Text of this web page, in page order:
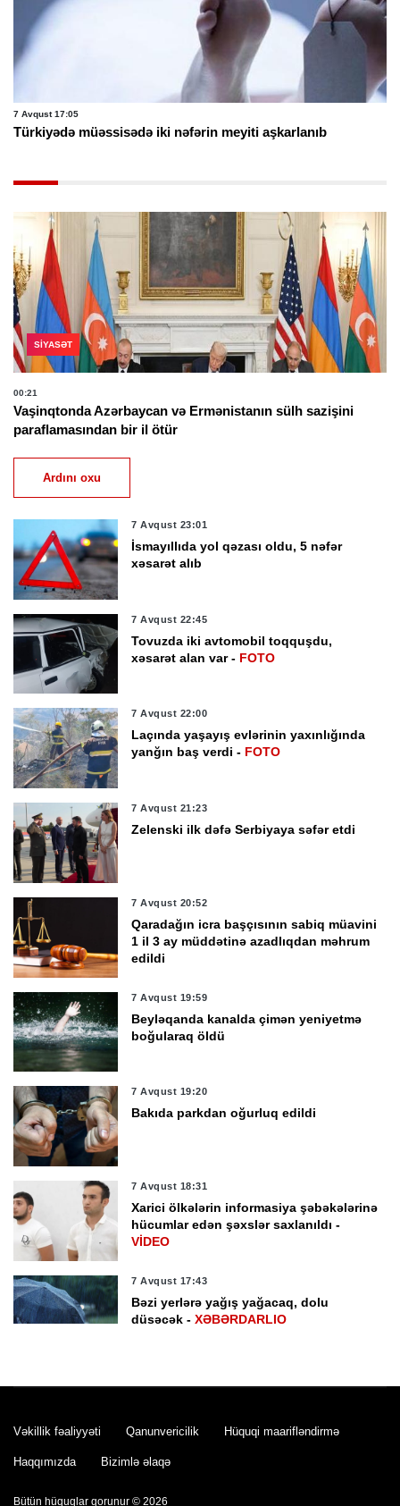
7 Avqust 17:05
Türkiyədə müəssisədə iki nəfərin meyiti aşkarlanıb
SIYASƏT
00:21
Vaşinqtonda Azərbaycan və Ermənistanın sülh sazişini
paraflamasından bir il ötür
Ardını oxu
7 Avqust 23:01
İsmayıllıda yol qəzası oldu, 5 nəfər
xəsarət alıb
7 Avqust 22:45
Tovuzda iki avtomobil toqquşdu,
xəsarət alan var - FOTO
7 Avqust 22:00
Laçında yaşayış evlərinin yaxınlığında
yanğın baş verdi - FOTO
7 Avqust 21:23
Zelenski ilk dəfə Serbiyaya səfər etdi
7 Avqust 20:52
Qaradağın icra başçısının sabiq müavini
1 il 3 ay müddətinə azadlıqdan məhrum
edildi
7 Avqust 19:59
Beyləqanda kanalda çimən yeniyetmə
boğularaq öldü
7 Avqust 19:20
Bakıda parkdan oğurluq edildi
7 Avqust 18:31
Xarici ölkələrin informasiya şəbəkələrinə
hücumlar edən şəxslər saxlanıldı -
VİDEO
7 Avqust 17:43
Bəzi yerlərə yağış yağacaq, dolu
düşəcək -XƏBƏRDARLIQ
7 Avqust 16:42
Vəkillik fəaliyyəti Qanunvericilik Hüquqi maarifləndirmə
Haqqımızda Bizimlə əlaqə
Bütün hüquqlar qorunur © 2026